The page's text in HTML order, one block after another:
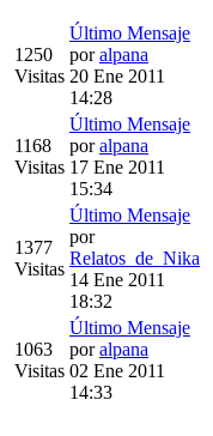
1250
Visitas
Último Mensaje
poralpana
20 Ene 2011
14:28
1168
Visitas
Último Mensaje
poralpana
17 Ene 2011
15:34
1377
Visitas
Último Mensaje
por
Relatos_de_Nika
14 Ene 2011
18:32
1063
Visitas
Último Mensaje
poralpana
02 Ene 2011
14:33